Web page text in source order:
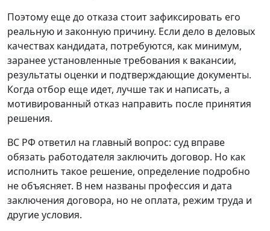
Поэтому еще до отказа стоит зафиксировать его
реальную и законную причину. Если дело в деловых
качествах кандидата, потребуются, как минимум,
заранее установленные требования к вакансии,
результаты оценки и подтверждающие документы.
Когда отбор еще идет, лучше так и написать, а
мотивированный отказ направить после принятия
решения.
ВС РФ ответил на главный вопрос: суд вправе
обязать работодателя заключить договор. Но как
исполнить такое решение, определение подробно
не объясняет. В нем названы профессия и дата
заключения договора, но не оплата, режим труда и
другие условия.